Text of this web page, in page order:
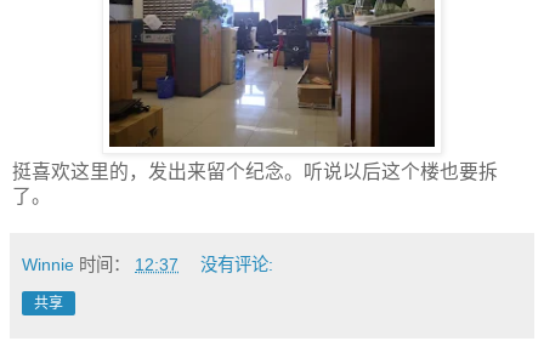
挺喜欢这里的，发出来留个纪念。听说以后这个楼也要拆
了。
Winnie 时间： 12:37 没有评论:
共享